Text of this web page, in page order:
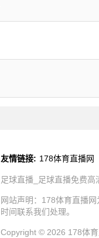
友情链接: 178体育直播网
足球直播_足球直播免费
网站声明：178体育直播
时间联系我们处理。
Copyright © 2026 178体育